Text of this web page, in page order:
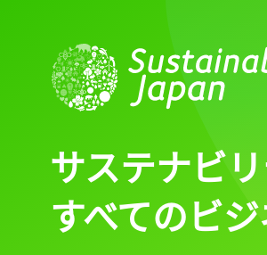
サステナビ
すべてのビ